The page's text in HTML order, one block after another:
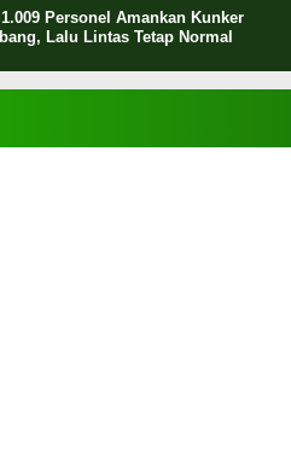
Personel Amankan Kunker
Lalu Lintas Tetap Normal